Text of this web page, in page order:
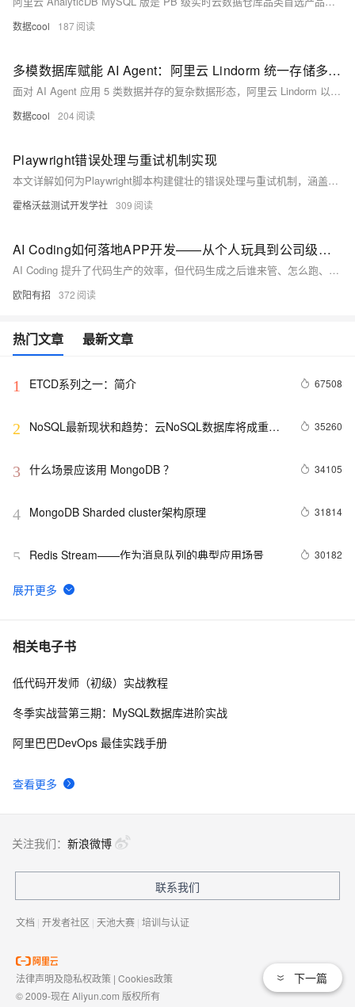
数据cool 187
多模数据库赋能 AI Agent：阿里云 Lindorm 统一存储多类型数据
面对 AI Agent 应用 5 类数据并存的复杂数据形态，阿里云 Lindorm 以 5 大原生引擎 + 统一 SQL + 1 套运维的多模超融合架构，全面优于 MongoDB、PostgreSQL 扩展与传统多库拼接方案。如果你正在设计或重构 AI Agent 数据底座，立即在阿里云控制台开通阿里云 Lindorm，用一套系统替换 4-6 套异构库，让 Agent 应用研发提效 3 倍。
数据cool 204
Playwright错误处理与重试机制实现
本文详解如何为Playwright脚本构建健壮的错误处理与重试机制，涵盖智能等待、异常捕获、重试策略、错误分类、上下文恢复及监控日志，提升自动化测试与爬虫的稳定性与可靠性。
霍格沃兹测试开发学社 309
AI Coding如何落地APP开发——从个人玩具到公司级降本增效
AI Coding 提升了代码生产的效率，但代码生成之后谁来管、怎么跑、出了问题怎么修，如何应用到存量APP的生产环境中去，才是企业真正要面对的问题。作为APP运营团队，如何将AI能力应用到日常APP的更新迭代中去，分享一下基于“AI Coding + 小程序容器”的APP开发路径～
欧阳有招 372
热门文章 最新文章
1 ETCD系列之一：简介 67508
2
NoSQL最新现状和趋势：云NoSQL数据库将成重要
35260
3 什么场景应该用 MongoDB ？ 34105
4 MongoDB Sharded cluster架构原理 31814
5 Redis Stream——作为消息队列的典型应用场景 30182
6 在Docker上玩转PostgreSQL -- Mac篇
7 DRDS 数据恢复重磅发布，全方位保障您的数据安全
8 PostgreSQL upsert功能(insert on conflict do)的用法
相关电子书
查看更多
低代码开发师（初级）实战教程
冬季实战营第三期：MySQL数据库进阶实战
阿里巴巴DevOps 最佳实践手册
下一篇
关注我们： 新浪微博
联系我们
文档 | 开发者社区 | 天池大赛 | 培训与认证
法律声明及隐私权政策 | Cookies政策
© 2009-现在 Aliyun.com 版权所有